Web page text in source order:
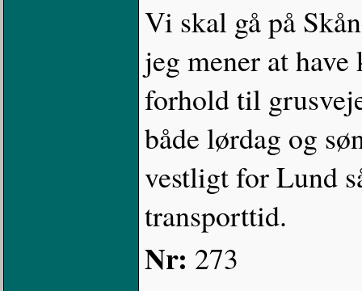
Vi skal gå på
jeg mener at
forhold til
både lørdag og
vestligt for Lund
transporttid.
Nr: 273